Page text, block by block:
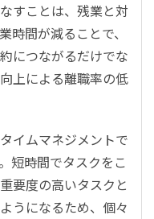
すことは、残業と対
時間が減ることで、
につながるだけでな
上による離職率の低
イムマネジメントで
短時間でタスクをこ
要度の高いタスクと
うになるため、個々